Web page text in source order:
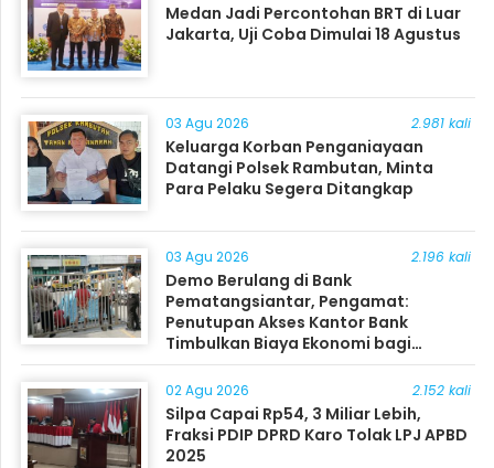
Medan Jadi Percontohan BRT di Luar
Jakarta, Uji Coba Dimulai 18 Agustus
03 Agu 2026 2.981 kali
Keluarga Korban Penganiayaan
Datangi Polsek Rambutan, Minta
Para Pelaku Segera Ditangkap
03 Agu 2026 2.196 kali
Demo Berulang di Bank
Pematangsiantar, Pengamat:
Penutupan Akses Kantor Bank
Timbulkan Biaya Ekonomi bagi
Masyarakat
02 Agu 2026 2.152 kali
Silpa Capai Rp54, 3 Miliar Lebih,
Fraksi PDIP DPRD Karo Tolak LPJ APBD
2025